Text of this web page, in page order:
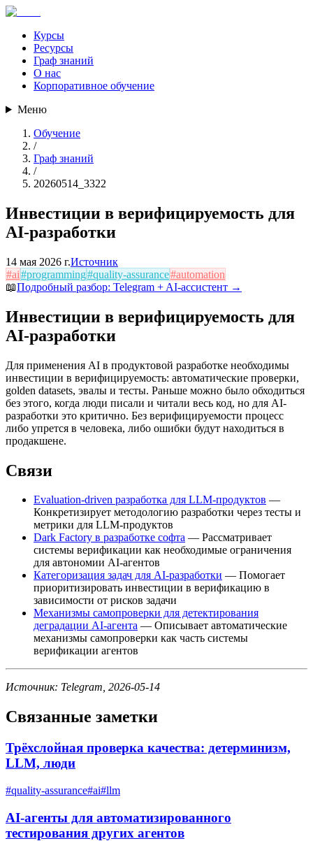
Курсы
Ресурсы
Граф знаний
О нас
Корпоративное обучение
Меню
Обучение
/
Граф знаний
/
20260514_3322
Инвестиции в верифицируемость для
AI-разработки
14 мая 2026 г.Источник
#ai#programming#quality-assurance#automation
📖Подробный разбор: Telegram + AI-ассистент →
Инвестиции в верифицируемость для
AI-разработки
Для применения AI в продуктовой разработке необходимы
инвестиции в верифицируемость: автоматические проверки,
golden datasets, эвалы и тесты. Раньше можно было обходиться
без этого, когда люди писали и читали весь код, но для AI-
разработки это критично. Без верифицируемости процесс
либо упрется в человека, либо ошибки будут находиться в
продакшене.
Связи
Evaluation-driven разработка для LLM-продуктов —
Конкретизирует методологию разработки через тесты и
метрики для LLM-продуктов
Dark Factory в разработке софта — Рассматривает
системы верификации как необходимые ограничения
для автономии AI-агентов
Категоризация задач для AI-разработки — Помогает
приоритизировать инвестиции в верификацию в
зависимости от рисков задачи
Механизмы самопроверки для детектирования
деградации AI-агента — Описывает автоматические
механизмы самопроверки как часть системы
верификации агентов
Источник: Telegram, 2026-05-14
Связанные заметки
Трёхслойная проверка качества: детерминизм,
LLM, люди
#quality-assurance#ai#llm
AI-агенты для автоматизированного
тестирования других агентов